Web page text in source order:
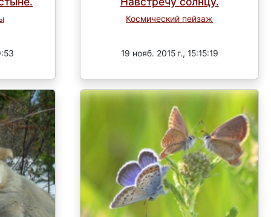
Космический пейзаж
19 нояб. 2015 г., 15:15:19